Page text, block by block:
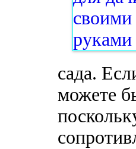
сада.
можете